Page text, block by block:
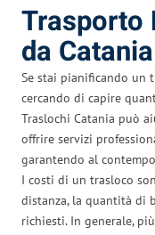
Trasporto
da
Se stai pianificando un
cercando di capire
Traslochi Catania può
offrire servizi
garantendo al
I costi di un trasloco
distanza, la quantità di
richiesti. In generale,